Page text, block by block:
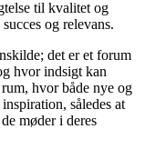
til kvalitet og
og relevans.
det er et forum
hvor indsigt kan
hvor både nye og
således at
møder i deres